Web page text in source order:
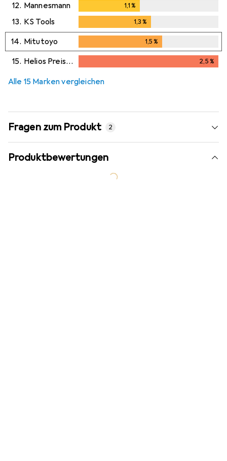
12. Mannesmann 1,1%
13. KS Tools 1,3%
14. Mitutoyo 1,5%
15. Helios Preisser 2,5%
Alle 15 Marken vergleichen
Fragen zum Produkt 2
Produktbewertungen